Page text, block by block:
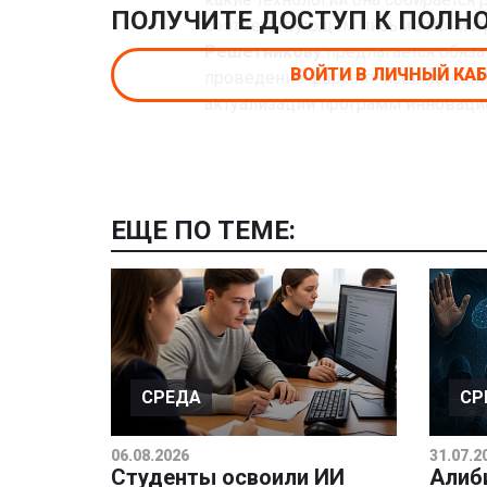
соответствующем письме
Решетниковупредлагается
проведение форсайт-
актуализации программ
ПОЛУЧИТЕ ДОСТУП К
ВОЙТИ В ЛИЧНЫЙ
ЕЩЕ ПО ТЕМЕ:
СРЕДА
06.08.2026
Студенты освоили ИИ